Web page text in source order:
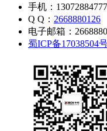
手机：
Q Q： 2668880126
电子邮箱：
蜀ICP备17038504